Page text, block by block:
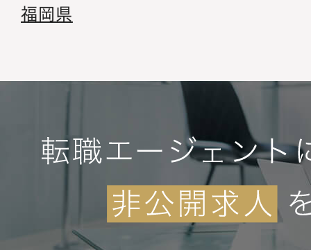
福岡県